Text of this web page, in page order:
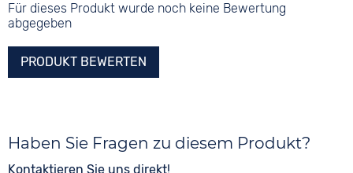
Für dieses Produkt wurde noch keine Bewertung
abgegeben
PRODUKT BEWERTEN
Haben Sie Fragen zu diesem Produkt?
Kontaktieren Sie uns direkt!